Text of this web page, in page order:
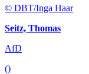
© DBT/Inga Haar
Seitz, Thomas
AfD
()